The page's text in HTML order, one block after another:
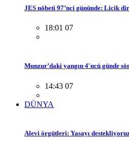
JES nöbeti 97’nci gününde: Licik
18:01 07
Munzur’daki yangın 4'ncü günde
14:43 07
DÜNYA
Alevi örgütleri: Yasayı